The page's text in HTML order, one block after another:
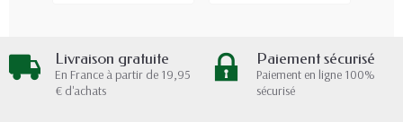
Livraison gratuite
En France à partir de 19,95
€ d'achats
Paiement sécurisé
Paiement en ligne 100%
sécurisé